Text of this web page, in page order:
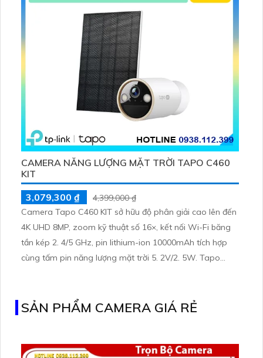
CAMERA NĂNG LƯỢNG MẶT TRỜI TAPO C460
KIT
3,079,300 ₫
4,399,000 ₫
Camera Tapo C460 KIT sở hữu độ phân giải cao lên đến
4K UHD 8MP, zoom kỹ thuật số 16×, kết nối Wi-Fi băng
tần kép 2. 4/5 GHz, pin lithium-ion 10000mAh tích hợp
cùng tấm pin năng lượng mặt trời 5. 2V/2. 5W. Tapo
SẢN PHẨM CAMERA GIÁ RẺ